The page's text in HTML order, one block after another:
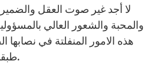
لا أجد غير صوت العقل
والمحبة والشعور العالي
هذه الامور المنفلتة في نصابها
طبقا لما إختطته لنا السماء.